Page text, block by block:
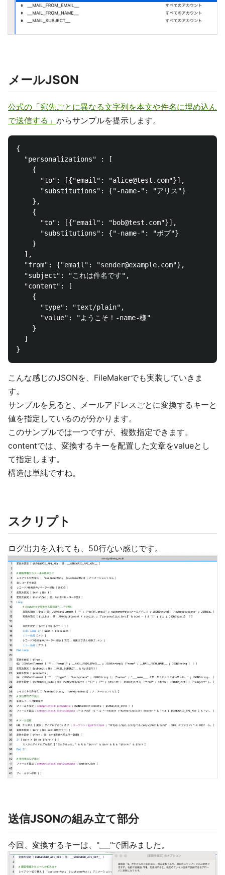
メールJSON
公式の「宛先ごとに異なる文字列を本文や件名に埋め込ん
で送信する」 からサンプルを提示します。
{
  "personalizations" : [
    {
      "to": [{"email": "alice@test.com"}],
      "substitutions": {"-name-": "アリス"}
    },
    {
      "to": [{"email": "bob@test.com"}],
      "substitutions": {"-name-": "ボブ"}
    }
  ],
  "from": {"email": "sender@example.com"},
  "subject": "これは件名です",
  "content": [
    {
      "type": "text/plain",
      "value": "ようこそ！-name-様"
    }
  ]
こんな感じのJSONを、FileMakerでも実装していきま
す。
サンプルを見ると、メールアドレスごとに変換するキーと
値を指定しているのが分かります。
このサンプルでは一つですが、複数指定できます。
contentでは、変換するキーを配置した文章をvalueとし
て指定します。
構造は単純ですね。
スクリプト
ログ出力を入れても、50行ない感じです。
送信JSONの組み立て部分
今回、変換するキーは、"___"で囲みました。